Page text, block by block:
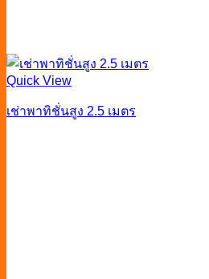
Quick View
เช่าพาทิชั่นสูง 2.5 เมตร